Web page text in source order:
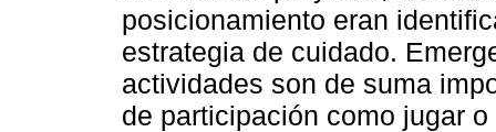
posicionamiento eran
estrategia de cuidado.
actividades son de suma
de participación como jugar